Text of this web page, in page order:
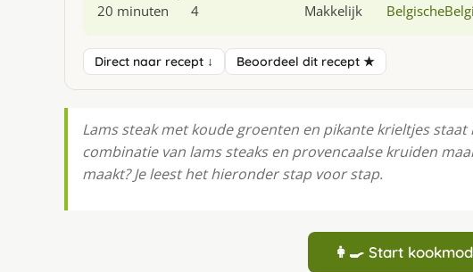
20 minuten 4 Makkelijk Belgische
Direct naar recept ↓ Beoordeel dit recept ★
Lams steak met koude groenten en pikante krieltjes
combinatie van lams steaks en provencaalse kruiden
maakt? Je leest het hieronder stap voor stap.
👩‍🍳 Start